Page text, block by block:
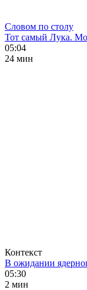
Словом по столу
Тот самый Лука.
05:04
24 мин
Контекст
В ожидании
05:30
2 мин